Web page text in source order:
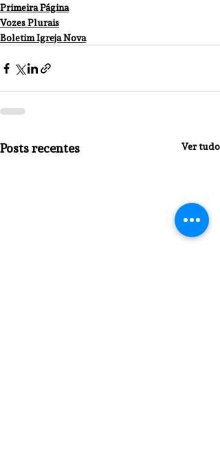
Primeira Página
Vozes Plurais
Boletim Igreja Nova
Posts recentes Ver tudo